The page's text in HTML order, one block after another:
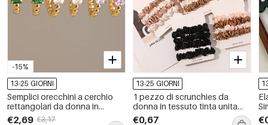
-15%
13-25 GIORNI
Semplici orecchini a cerchio
rettangolari da donna in
acciaio inossidabile,
€2,69 €3,17
13-25 GIORNI
1 pezzo di scrunchies da
donna in tessuto tinta unita
per tutti i giorni
€0,67